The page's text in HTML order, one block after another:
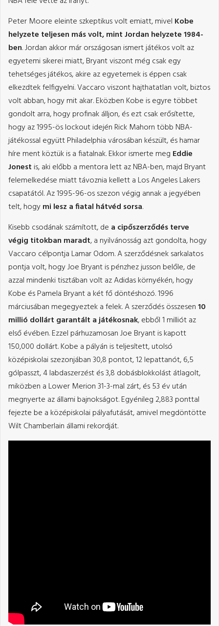
Peter Moore eleinte szkeptikus volt emiatt, mivel Kobe
helyzete teljesen más volt, mint Jordan helyzete 1984-
ben. Jordan akkor már országosan ismert játékos volt az
egyetemi sikerei miatt, Bryant viszont még csak egy
tehetséges játékos, akire az egyetemek is éppen csak
elkezdtek felfigyelni. Vaccaro viszont hajthatatlan volt, biztos
volt abban, hogy mit akar. Eközben Kobe is egyre többet
gondolt arra, hogy profinak álljon, és ezt csak erősítette,
hogy az 1995-ös lockout idején Rick Mahorn több NBA-
játékossal együtt Philadelphia városában készült, és hamar
híre ment köztük is a fiatalnak. Ekkor ismerte meg Eddie
Jonestis, aki előbb a mentora lett az NBA-ben, majd Bryant
felemelkedése miatt távoznia kellett a Los Angeles Lakers
csapatától. Az 1995-96-os szezon végig annak a jegyében
telt, hogymi lesz a fiatal hátvéd sorsa.
Kisebb csodának számított, de a cipőszerződés terve
végig titokban maradt, a nyilvánosság azt gondolta, hogy
Vaccaro célpontja Lamar Odom. A szerződésnek sarkalatos
pontja volt, hogy Joe Bryant is pénzhez jusson belőle, de
azzal mindenki tisztában volt az Adidas környékén, hogy
Kobe és Pamela Bryant a két fő döntéshozó. 1996
márciusában megegyeztek a felek. A szerződés összesen10
millió dollárt garantált a játékosnak, ebből 1 milliót az
első évében. Ezzel párhuzamosan Joe Bryant is kapott
150,000 dollárt. Kobe a pályán is teljesített, utolsó
középiskolai szezonjában 30,8 pontot, 12 lepattanót, 6,5
gólpasszt, 4 labdaszerzést és 3,8 dobásblokkolást átlagolt,
miközben a Lower Merion 31-3-mal zárt, és 53 év után
megnyerte az állami bajnokságot. Egyénileg 2,883 ponttal
fejezte be a középiskolai pályafutását, amivel megdöntötte
Wilt Chamberlain állami rekordját.